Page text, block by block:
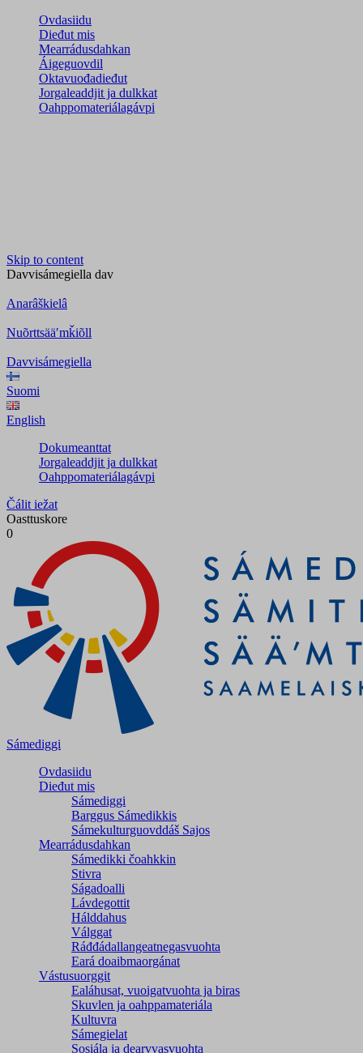
Ovdasiidu
Dieđut mis
Mearrádusdahkan
Áigeguovdil
Oktavuođadieđut
Jorgaleaddjit ja dulkkat
Oahppomateriálagávpi
Skip to content
Davvisámegiella dav
Anarâškielâ
Nuõrttsääʹmǩiõll
Davvisámegiella
Suomi
English
Dokumeanttat
Jorgaleaddjit ja dulkkat
Oahppomateriálagávpi
Čálit iežat
Oasttuskore
0
Sámediggi
Ovdasiidu
Dieđut mis
Sámediggi
Barggus Sámedikkis
Sámekulturguovddáš Sajos
Mearrádusdahkan
Sámedikki čoahkkin
Stivra
Ságadoalli
Lávdegottit
Hálddahus
Válggat
Ráđđádallangeatnegas­vuohta
Eará doaibmaorgánat
Vástusuorggit
Ealáhusat, vuoigatvuohta ja biras
Skuvlen ja oahppamateriála
Kultuvra
Sámegielat
Sosiála ja dearvvasvuohta